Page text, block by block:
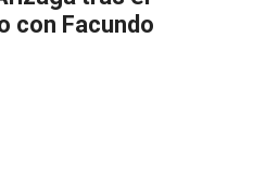
con Facundo